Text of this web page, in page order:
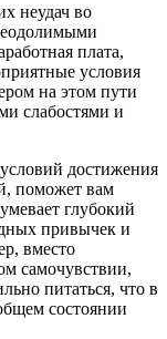
неудач во
плата,
условия
на этом пути
слабостями и
достижения
поможет вам
глубокий
привычек и
вместо
самочувствии,
питаться, что в
состоянии